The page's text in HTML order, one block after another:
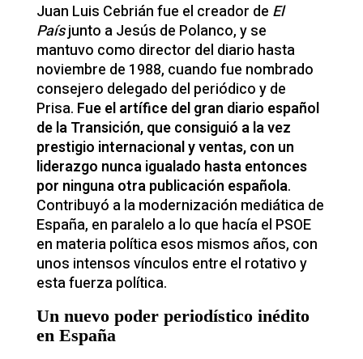
Juan Luis Cebrián fue el creador de El
Paísjunto a Jesús de Polanco, y se
mantuvo como director del diario hasta
noviembre de 1988, cuando fue nombrado
consejero delegado del periódico y de
Prisa. Fue el artífice del gran diario español
de la Transición, que consiguió a la vez
prestigio internacional y ventas, con un
liderazgo nunca igualado hasta entonces
por ninguna otra publicación española.
Contribuyó a la modernización mediática de
España, en paralelo a lo que hacía el PSOE
en materia política esos mismos años, con
unos intensos vínculos entre el rotativo y
esta fuerza política.
Un nuevo poder periodístico inédito
en España